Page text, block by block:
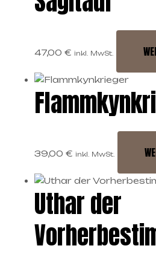
47,00 € inkl. MwSt.
39,00 € inkl. MwSt.
Uthar der